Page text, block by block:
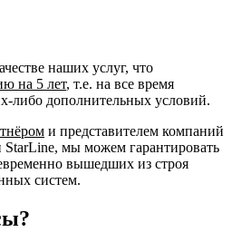
наших услуг, что
на 5 лет, т.е. на все время
либо дополнительных условий.
и представителем компаний
StarLine, мы можем гарантировать
вышедших из строя
систем.